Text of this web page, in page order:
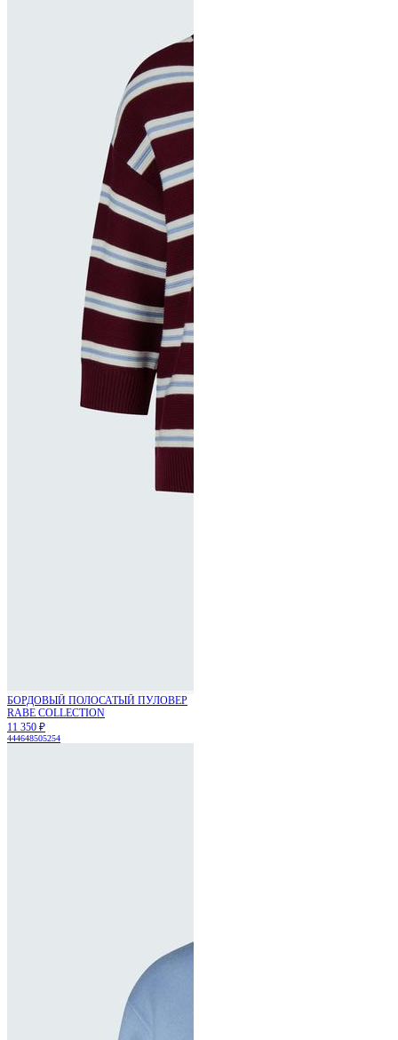
БОРДОВЫЙ ПОЛОСАТЫЙ ПУЛОВЕР
RABE COLLECTION
11 350 ₽
444648505254